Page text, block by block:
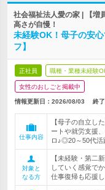
社会福祉法人愛の家 | 【増
高さが自慢！
未経験OK！母子の安
フ】
正社員 職種・業種未経験
女性のおしごと掲載中
情報更新日：2026/08/03 終
仕事内容
【母子の自立し
ートや就労支援
ロ♪◎20～50代活
対象と
なる方
【未経験・第二
していく感覚で
仕事復帰も応援し